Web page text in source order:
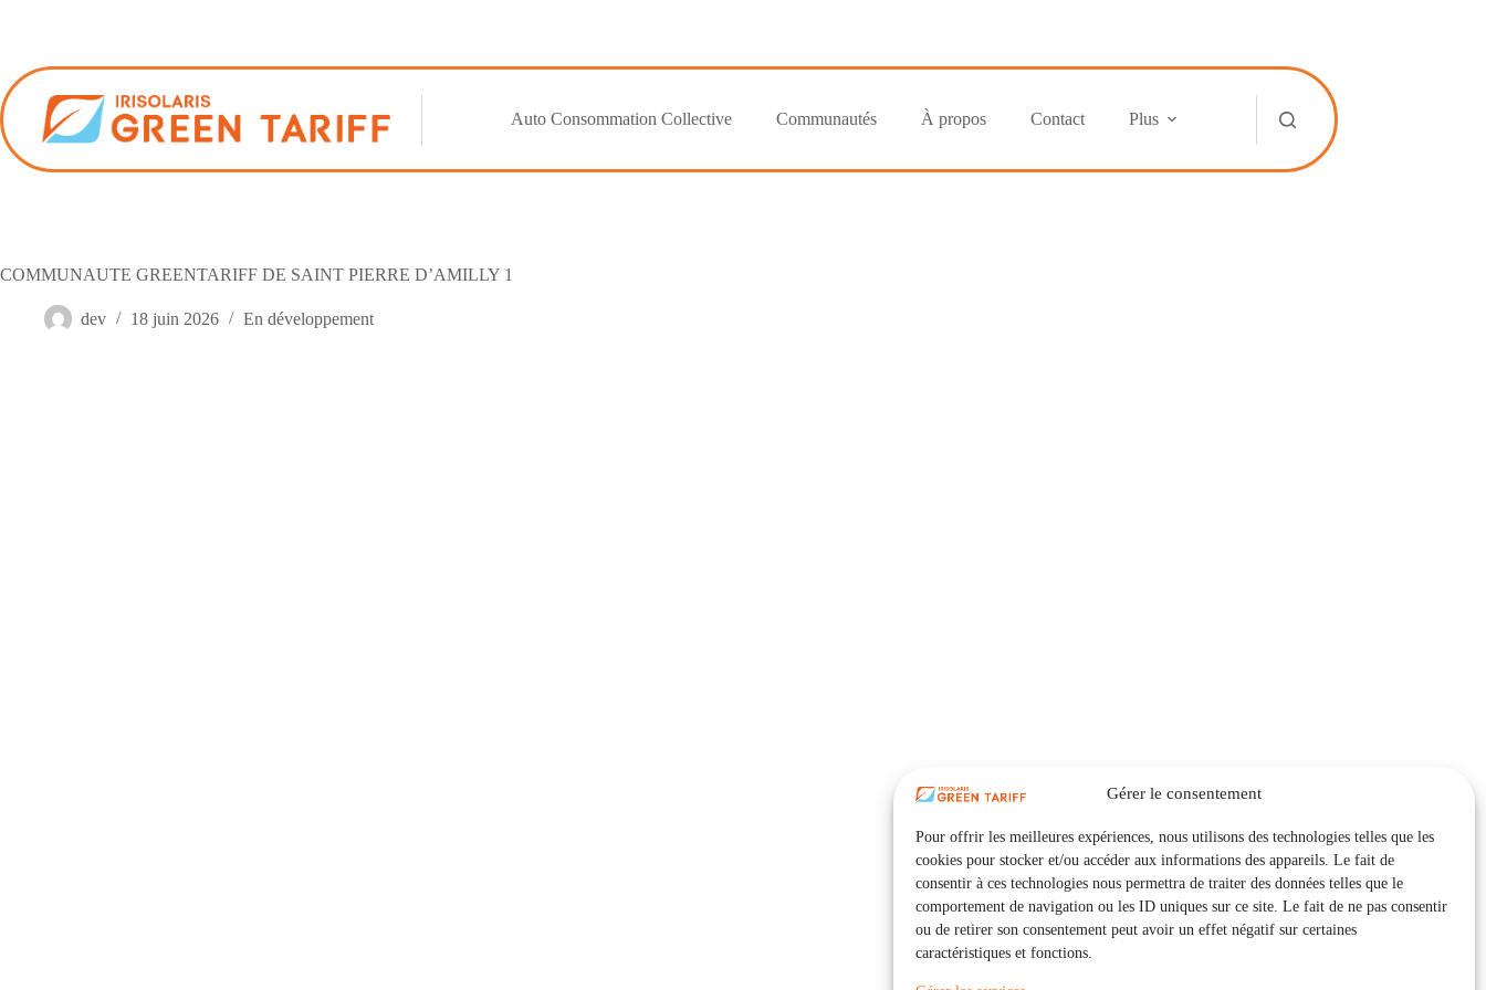
Gérer le consentement
Pour offrir les meilleures expériences, nous utilisons des technologies telles que les
cookies pour stocker et/ou accéder aux informations des appareils. Le fait de
consentir à ces technologies nous permettra de traiter des données telles que le
comportement de navigation ou les ID uniques sur ce site. Le fait de ne pas consentir
ou de retirer son consentement peut avoir un effet négatif sur certaines
caractéristiques et fonctions.
Auto Consommation Collective Communautés À propos Contact Plus
COMMUNAUTE GREENTARIFF DE SAINT PIERRE D’AMILLY 1
dev 18 juin 2026 En développement